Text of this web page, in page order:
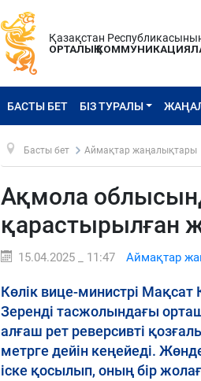
Қазақстан
ОРТАЛЫҚ
БАСТЫ БЕТ БІЗ ТУРАЛЫ
Басты бет Аймақтар жаңалықтары
Ақмола
қарастырылған
15.04.2025 _ 11:47 Аймақтар
Көлік вице-министрі
Зеренді тасжолындағы
алғаш рет реверсивті
метрге дейін кеңейеді.
іске қосылып, оның бір